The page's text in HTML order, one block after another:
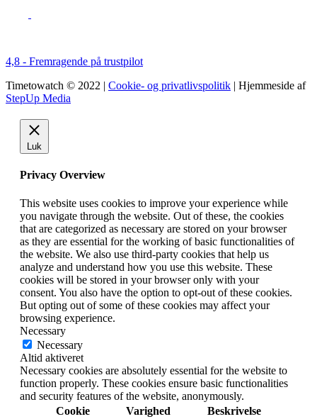
4,8 - Fremragende på trustpilot
Timetowatch © 2022 | Cookie- og privatlivspolitik | Hjemmeside af
StepUp Media
Luk
Privacy Overview
This website uses cookies to improve your experience while
you navigate through the website. Out of these, the cookies
that are categorized as necessary are stored on your browser
as they are essential for the working of basic functionalities of
the website. We also use third-party cookies that help us
analyze and understand how you use this website. These
cookies will be stored in your browser only with your
consent. You also have the option to opt-out of these cookies.
But opting out of some of these cookies may affect your
browsing experience.
Necessary
Necessary
Altid aktiveret
Necessary cookies are absolutely essential for the website to
function properly. These cookies ensure basic functionalities
and security features of the website, anonymously.
Cookie
Varighed Beskrivelse